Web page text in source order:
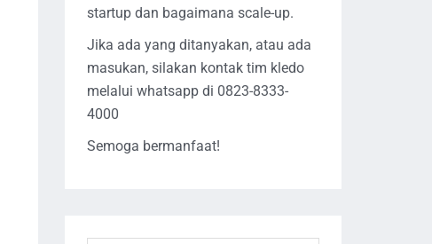
startup dan bagaimana scale-up.
Jika ada yang ditanyakan, atau ada
masukan, silakan kontak tim kledo
melalui whatsapp di 0823-8333-
4000
Semoga bermanfaat!